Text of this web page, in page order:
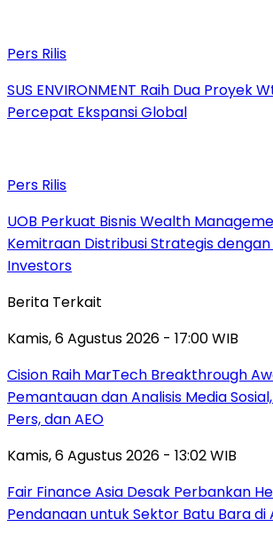
Pers Rilis
SUS ENVIRONMENT Raih Dua Proyek
Percepat Ekspansi Global
Pers Rilis
UOB Perkuat Bisnis Wealth
Kemitraan Distribusi Strategis
Investors
Berita Terkait
Kamis, 6 Agustus 2026 - 17:00 WIB
Cision Raih MarTech Breakthrough
Pemantauan dan Analisis Media
Pers, dan AEO
Kamis, 6 Agustus 2026 - 13:02 WIB
Fair Finance Asia Desak Perbankan
Pendanaan untuk Sektor Batu Bara di